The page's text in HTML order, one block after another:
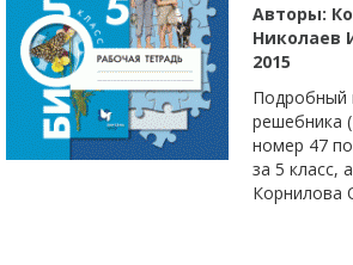
Авторы:
Николаев
2015
Подробный
решебника
номер 47
за 5 класс,
Корнилова